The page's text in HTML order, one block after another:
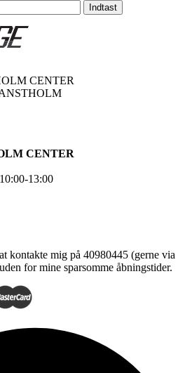
CENTER
CENTER
13:00
kontakte mig på 40980445 (gerne via
for mine sparsomme åbningstider.